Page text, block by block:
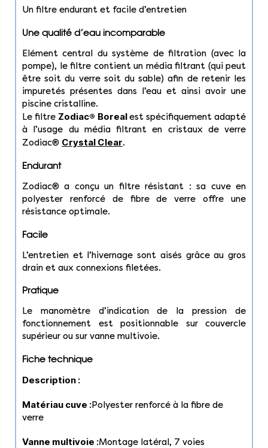
Un filtre endurant et facile d’entretien
Une qualité d’eau incomparable
Elément central du système de filtration (avec la
pompe), le filtre contient un média filtrant (qui peut
être soit du verre soit du sable) afin de retenir les
impuretés présentes dans l’eau et ainsi avoir une
piscine cristalline.
Le filtre Zodiac® Borealest spécifiquement adapté
à l’usage du média filtrant en cristaux de verre
Zodiac® Crystal Clear.
Endurant
Zodiac® a conçu un filtre résistant : sa cuve en
polyester renforcé de fibre de verre offre une
résistance optimale.
Facile
L’entretien et l’hivernage sont aisés grâce au gros
drain et aux connexions filetées.
Pratique
Le manomètre d’indication de la pression de
fonctionnement est positionnable sur couvercle
supérieur ou sur vanne multivoie.
Fiche technique
Description :
Matériau cuve :Polyester renforcé à la fibre de
verre
Vanne multivoie :Montage latéral, 7 voies